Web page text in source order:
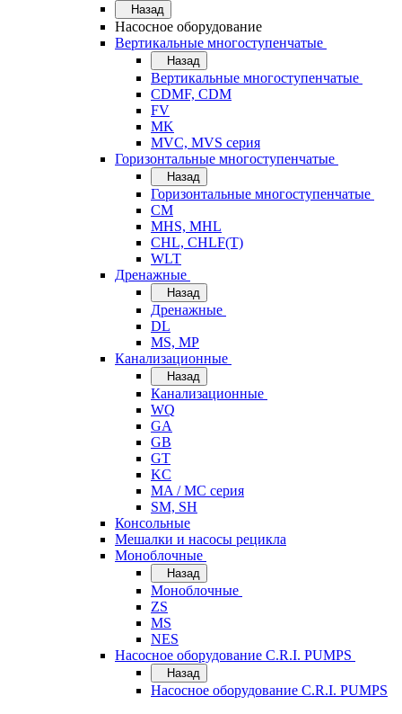
Назад
Насосное оборудование
Вертикальные многоступенчатые
Назад
Вертикальные многоступенчатые
CDMF, CDM
FV
MK
MVC, MVS серия
Горизонтальные многоступенчатые
Назад
Горизонтальные многоступенчатые
CM
MHS, MHL
CHL, CHLF(T)
WLT
Дренажные
Назад
Дренажные
DL
MS, MP
Канализационные
Назад
Канализационные
WQ
GA
GB
GT
KC
MA / MC серия
SM, SH
Консольные
Мешалки и насосы рецикла
Моноблочные
Назад
Моноблочные
ZS
MS
NES
Насосное оборудование C.R.I. PUMPS
Назад
Насосное оборудование C.R.I. PUMPS